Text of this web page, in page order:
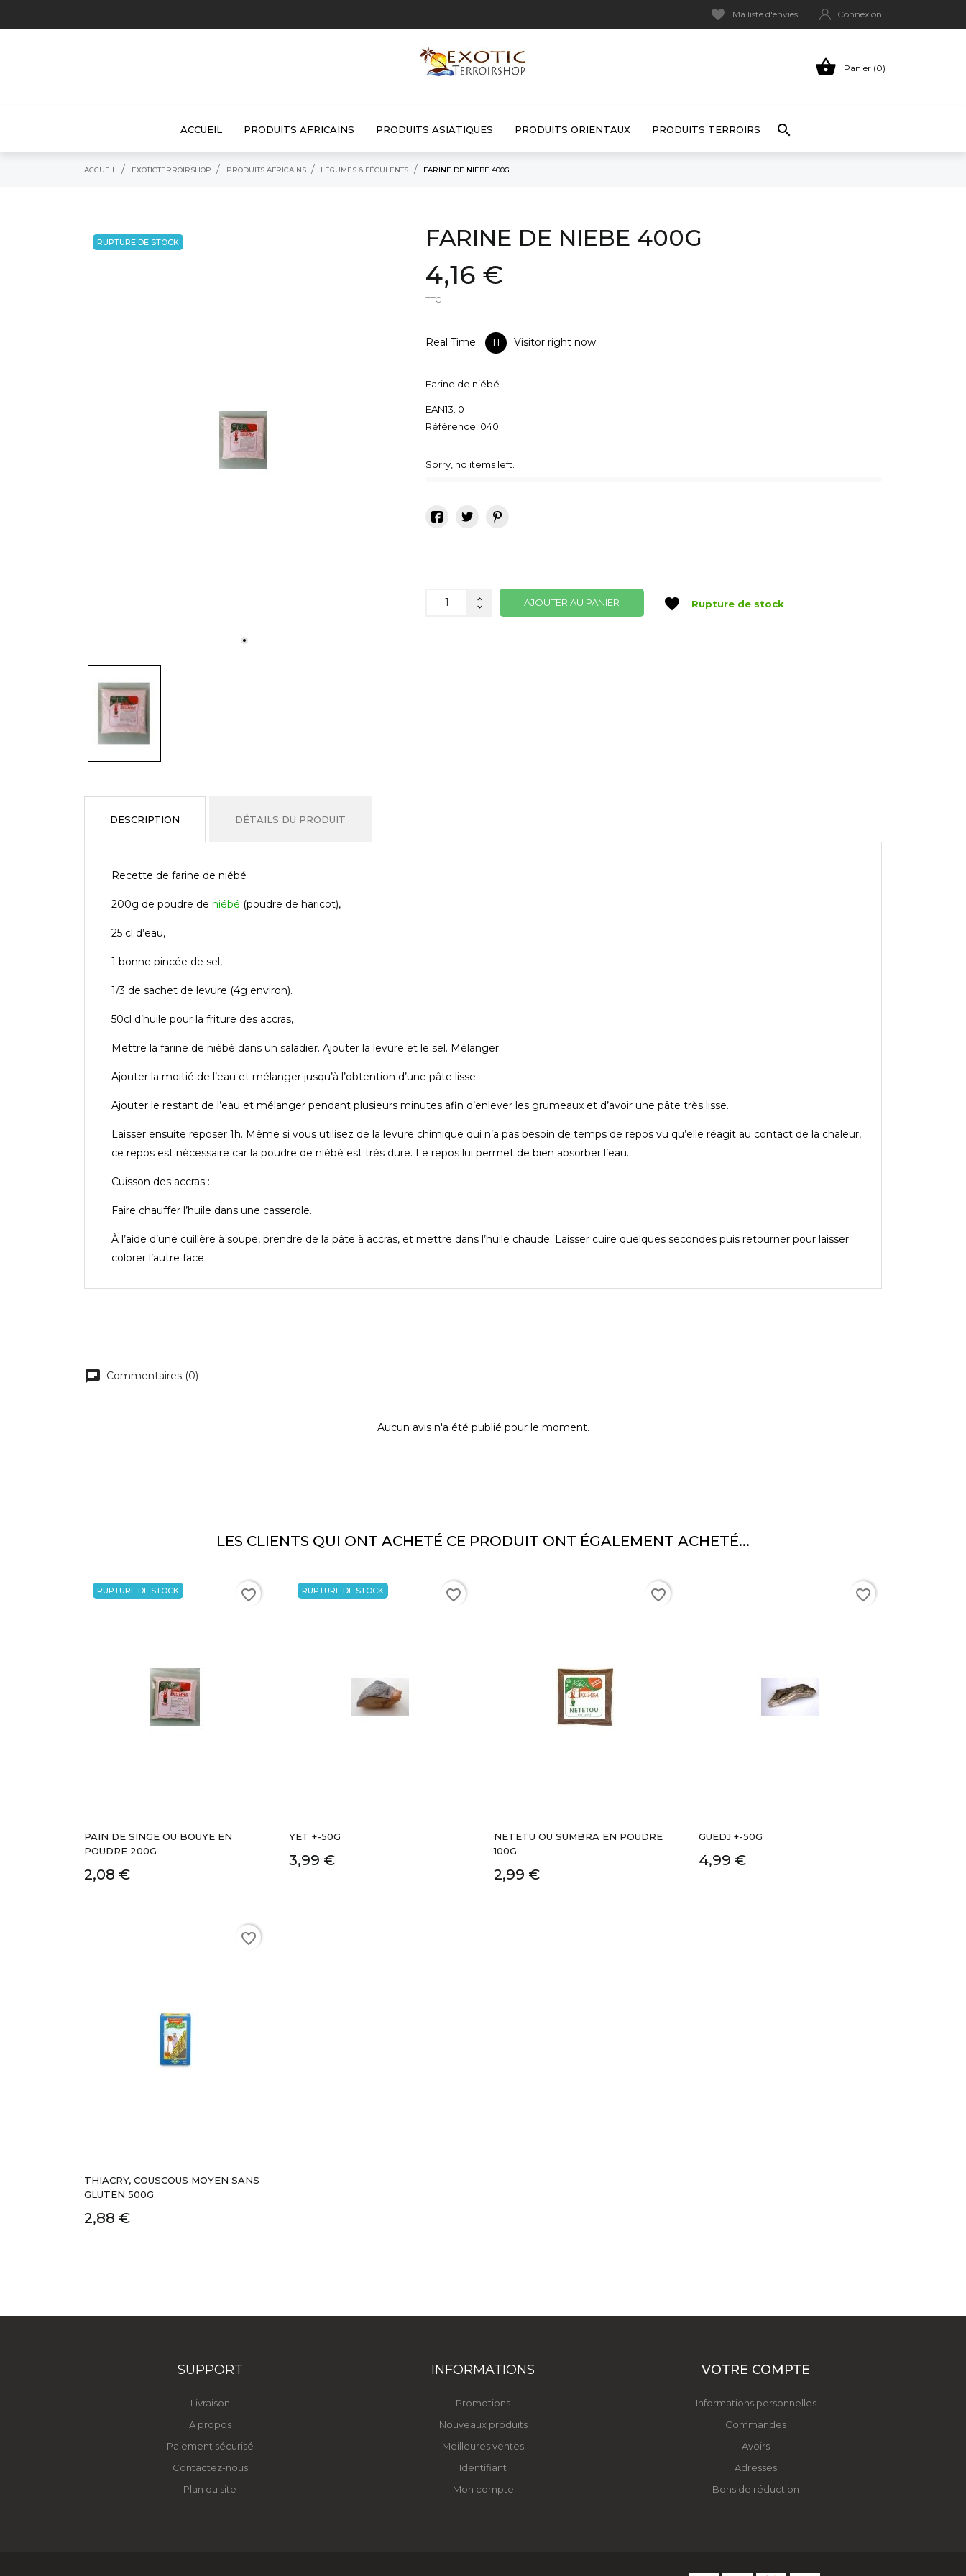
Ma liste d'envies Connexion
 Panier (0)
ACCUEIL PRODUITS AFRICAINS PRODUITS ASIATIQUES PRODUITS ORIENTAUX PRODUITS TERROIRS 
ACCUEIL EXOTICTERROIRSHOP PRODUITS AFRICAINS LÉGUMES & FÉCULENTS FARINE DE NIEBE 400G
RUPTURE DE STOCK FARINE DE NIEBE 400G
4,16 €
TTC
Real Time: 11 Visitor right now
Farine de niébé
EAN13: 0
Référence: 040
Sorry, no items left.
AJOUTER AU PANIER favorite Rupture de stock
DESCRIPTION DÉTAILS DU PRODUIT
Recette de farine de niébé
200g de poudre de niébé (poudre de haricot),
25 cl d’eau,
1 bonne pincée de sel,
1/3 de sachet de levure (4g environ).
50cl d’huile pour la friture des accras,
Mettre la farine de niébé dans un saladier. Ajouter la levure et le sel. Mélanger.
Ajouter la moitié de l’eau et mélanger jusqu’à l’obtention d’une pâte lisse.
Ajouter le restant de l’eau et mélanger pendant plusieurs minutes afin d’enlever les grumeaux et d’avoir une pâte très lisse.
Laisser ensuite reposer 1h. Même si vous utilisez de la levure chimique qui n’a pas besoin de temps de repos vu qu’elle réagit au contact de la chaleur,
ce repos est nécessaire car la poudre de niébé est très dure. Le repos lui permet de bien absorber l’eau.
Cuisson des accras :
Faire chauffer l’huile dans une casserole.
À l’aide d’une cuillère à soupe, prendre de la pâte à accras, et mettre dans l’huile chaude. Laisser cuire quelques secondes puis retourner pour laisser
colorer l’autre face
Commentaires (0)
Aucun avis n'a été publié pour le moment.
LES CLIENTS QUI ONT ACHETÉ CE PRODUIT ONT ÉGALEMENT ACHETÉ...
PAIN DE SINGE OU BOUYE EN
POUDRE 200G
2,08 €
RUPTURE DE STOCK favorite_border
YET +-50G
3,99 €
RUPTURE DE STOCK favorite_border
NETETU OU SUMBRA EN POUDRE
100G
2,99 €
favorite_border
GUEDJ +-50G
4,99 €
favorite_border
THIACRY, COUSCOUS MOYEN SANS
GLUTEN 500G
2,88 €
favorite_border
SUPPORT
Livraison
A propos
Paiement sécurisé
Contactez-nous
Plan du site
INFORMATIONS
Promotions
Nouveaux produits
Meilleures ventes
Identifiant
Mon compte
VOTRE COMPTE
Informations personnelles
Commandes
Avoirs
Adresses
Bons de réduction